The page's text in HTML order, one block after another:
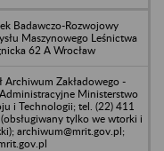
Badawczo-Rozwojowy
Maszynowego Leśnictwa
62 A Wrocław
Archiwum Zakładowego -
Ministerstwo
i Technologii; tel. (22) 411
tylko we wtorki i
archiwum@mrit.gov.pl;